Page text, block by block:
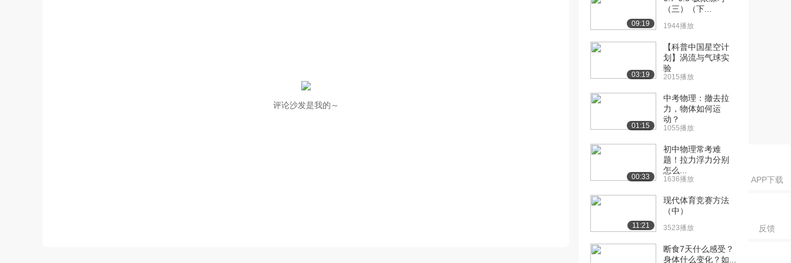
APP下载
反馈
评论沙发是我的～
09:19
（三）（下...
1944播放
03:19
【科普中国星空计
划】涡流与气球实
验
2015播放
01:15
中考物理：撤去拉
力，物体如何运
动？
1055播放
00:33
初中物理常考难
题！拉力浮力分别
怎么...
1636播放
11:21
现代体育竞赛方法
（中）
3523播放
断食7天什么感受？
身体什么变化？如...